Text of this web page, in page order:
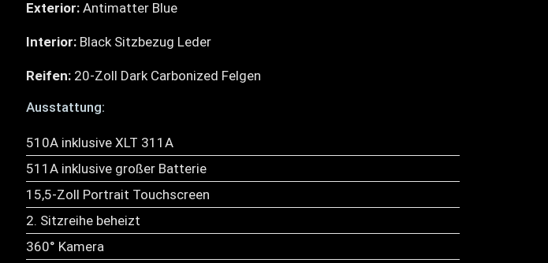
Exterior: Antimatter Blue
Interior: Black Sitzbezug Leder
Reifen: 20-Zoll Dark Carbonized Felgen
Ausstattung:
510A inklusive XLT 311A
511A inklusive großer Batterie
15,5-Zoll Portrait Touchscreen
2. Sitzreihe beheizt
360° Kamera